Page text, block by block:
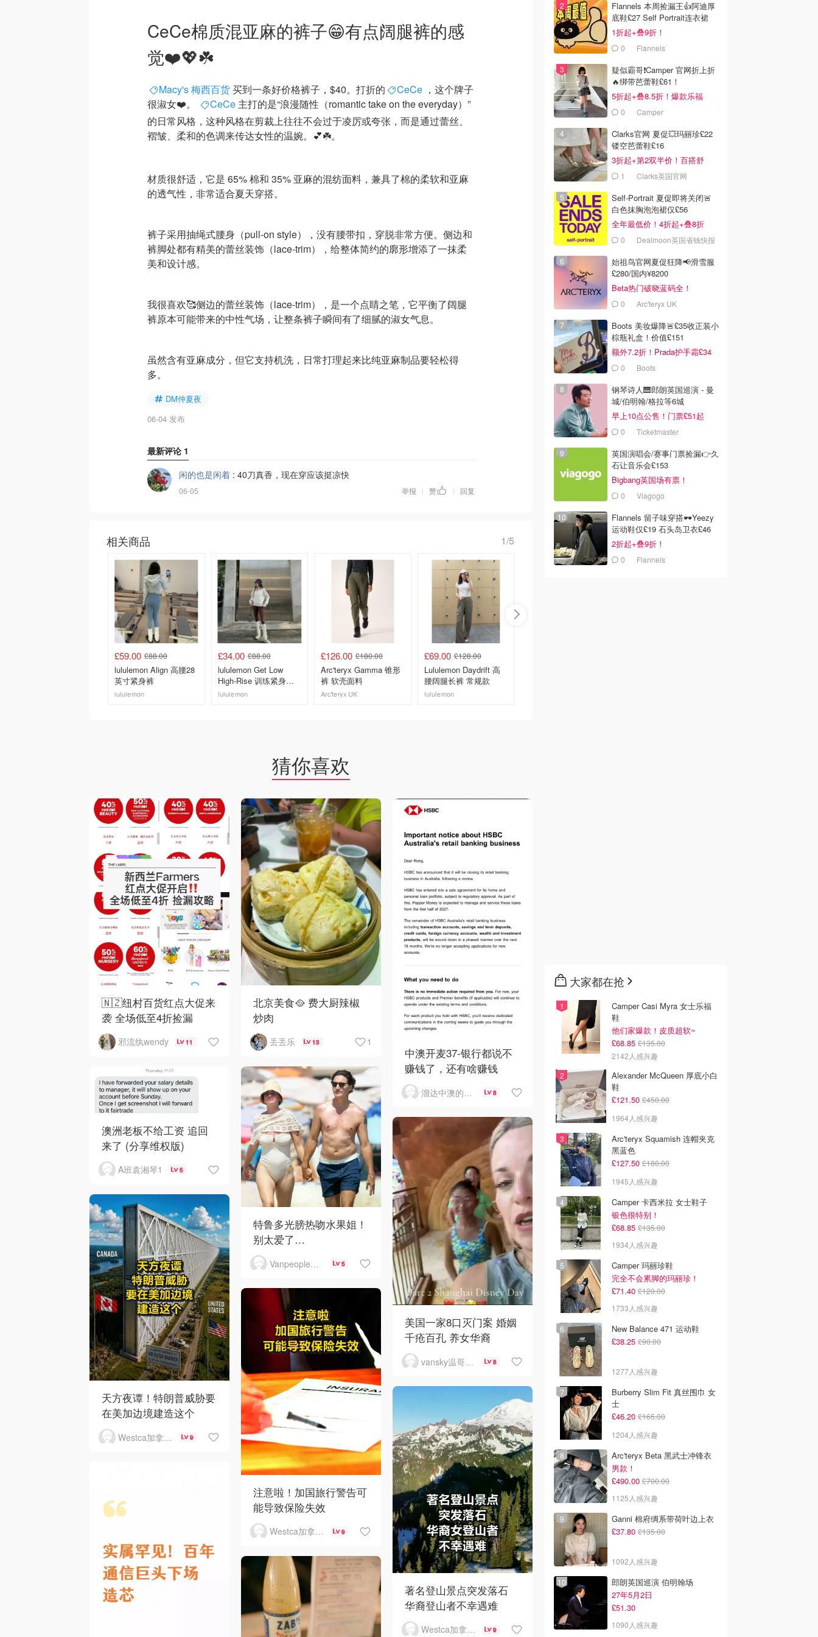
CeCe棉质混亚麻的裤子😁有点阔腿裤的感
觉❤️💖☘️
Macy's 梅西百货买到一条好价格裤子，$40。打折的 CeCe ，这个牌子
很淑女❤️。
CeCe 主打的是“浪漫随性（romantic take on the everyday）”
的日常风格，这种风格在剪裁上往往不会过于凌厉或夸张，而是通过蕾丝、
褶皱、柔和的色调来传达女性的温婉。💕☘️。
材质很舒适，它是 65% 棉和 35% 亚麻的混纺面料，兼具了棉的柔软和亚麻
的透气性，非常适合夏天穿搭。
裤子采用抽绳式腰身（pull-on style），没有腰带扣，穿脱非常方便。侧边和
裤脚处都有精美的蕾丝装饰（lace-trim），给整体简约的廓形增添了一抹柔
美和设计感。
我很喜欢🥰侧边的蕾丝装饰（lace-trim），是一个点睛之笔，它平衡了阔腿
裤原本可能带来的中性气场，让整条裤子瞬间有了细腻的淑女气息。
虽然含有亚麻成分，但它支持机洗，日常打理起来比纯亚麻制品要轻松得
多。
DM仲夏夜
06-04 发布
最新评论 1
闲的也是闲着 : 40刀真香，现在穿应该挺凉快
06-05 举报 | 赞 | 回复
相关商品 1/5
£59.00 £88.00
lululemon Align 高腰28
英寸紧身裤
lululemon
£34.00 £88.00
lululemon Get Low
High-Rise 训练紧身裤
25英寸
lululemon
£126.00 £180.00
Arc'teryx Gamma 锥形
裤 软壳面料
Arc'teryx UK
£69.00 £128.00
Lululemon Daydrift 高
腰阔腿长裤 常规款
lululemon
猜你喜欢
🇳🇿纽村百货红点大促来
袭 全场低至4折捡漏
邪流纨wendy 11
北京美食🥘 费大厨辣椒
炒肉
丢丢乐 13 1
中澳开麦37-银行都说不
赚钱了，还有啥赚钱
溜达中澳的王公子 8
澳洲老板不给工资 追回
来了 (分享维权版)
A班袁湘琴1 5
特鲁多光膀热吻水果姐！
别太爱了…
Vanpeople人在温哥华 5
美国一家8口灭门案 婚姻
千疮百孔 养女华裔
vansky温哥华天空 8
天方夜谭！特朗普威胁要
在美加边境建造这个
Westca加拿大生活 9
注意啦！加国旅行警告可
能导致保险失效
Westca加拿大生活 9
著名登山景点突发落石
华裔登山者不幸遇难
Westca加拿大生活 9
Flannels 本周捡漏王👍阿迪厚
底鞋£27 Self Portrait连衣裙
£63
1折起+叠9折！
0 Flannels
疑似霸哥❗️Camper 官网折上折
🔥绑带芭蕾鞋£61！
5折起+叠8.5折！爆款乐福
£68！
0 Camper
Clarks官网 夏促💥玛丽珍£22
镂空芭蕾鞋£16
3折起+第2双半价！百搭舒
服！1 Clarks英国官网
Self-Portrait 夏促即将关闭🚨
白色抹胸泡泡裙仅£56
全年最低价！4折起+叠8折
0 Dealmoon英国省钱快报
始祖鸟官网夏促狂降📢滑雪服
£280/国内¥8200
Beta热门破晓蓝码全！
0 Arc'teryx UK
Boots 美妆爆降🚨£35收正装小
棕瓶礼盒！价值£151
额外7.2折！Prada护手霜£34
0 Boots
钢琴诗人🎹郎朗英国巡演 - 曼
城/伯明翰/格拉等6城
早上10点公售！门票£51起
0 Ticketmaster
英国演唱会/赛事门票捡漏👉久
石让音乐会£153
Bigbang英国场有票！
0 Viagogo
Flannels 留子味穿搭🕶️Yeezy
运动鞋仅£19 石头岛卫衣£46
2折起+叠9折！
0 Flannels
大家都在抢
Camper Casi Myra 女士乐福
鞋
他们家爆款！皮质超软~
£68.85 £135.00
2142人感兴趣
Alexander McQueen 厚底小白
鞋
£121.50 £450.00
1964人感兴趣
Arc'teryx Squamish 连帽夹克
黑蓝色
£127.50 £180.00
1945人感兴趣
Camper 卡西米拉 女士鞋子
银色很特别！
£68.85 £135.00
1934人感兴趣
Camper 玛丽珍鞋
完全不会累脚的玛丽珍！
£71.40 £120.00
1733人感兴趣
New Balance 471 运动鞋
£38.25 £90.00
1277人感兴趣
Burberry Slim Fit 真丝围巾 女
士
£46.20 £165.00
1204人感兴趣
Arc'teryx Beta 黑武士冲锋衣
男款！
£490.00 £700.00
1125人感兴趣
Ganni 棉府绸系带荷叶边上衣
£37.80 £135.00
1092人感兴趣
郎朗英国巡演 伯明翰场
27年5月2日
£51.30
1090人感兴趣